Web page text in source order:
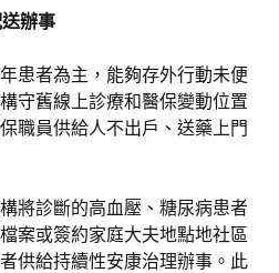
辦事
患者為主，能夠存外行動未便
守舊線上診療和醫保變動位置
職員供給人不出戶、送藥上門
將診斷的高血壓、糖尿病患者
案或簽約家庭大夫地點地社區
供給持續性安康治理辦事。此